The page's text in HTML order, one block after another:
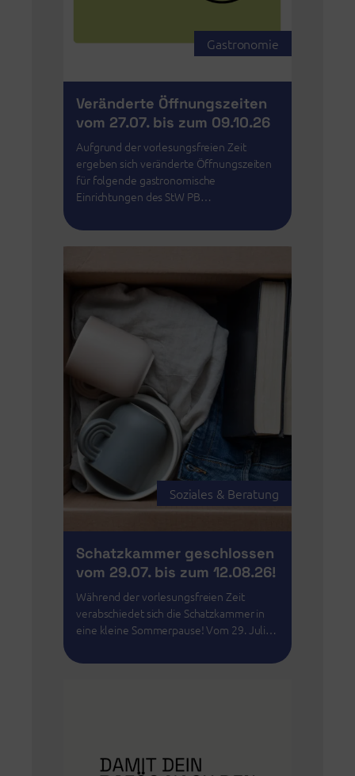
Gastronomie
Veränderte Öffnungszeiten
vom 27.07. bis zum 09.10.26
Aufgrund der vorlesungsfreien Zeit
ergeben sich veränderte Öffnungszeiten
für folgende gastronomische
Einrichtungen des StW PB…
Soziales & Beratung
Schatzkammer geschlossen
vom 29.07. bis zum 12.08.26!
Während der vorlesungsfreien Zeit
verabschiedet sich die Schatzkammer in
eine kleine Sommerpause! Vom 29. Juli…